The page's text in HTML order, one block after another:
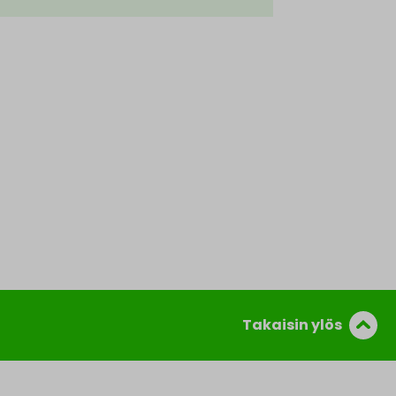
Takaisin ylös